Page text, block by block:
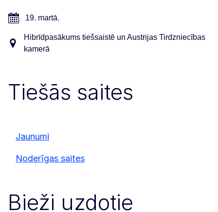
19. martā.
Hibrīdpasākums tiešsaistē un Austrijas Tirdzniecības
kamerā
Tiešās saites
Jaunumi
Noderīgas saites
Bieži uzdotie